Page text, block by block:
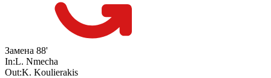
Замена 88'
In:L. Nmecha
Out:K. Koulierakis